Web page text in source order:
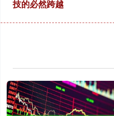
技的必然跨越